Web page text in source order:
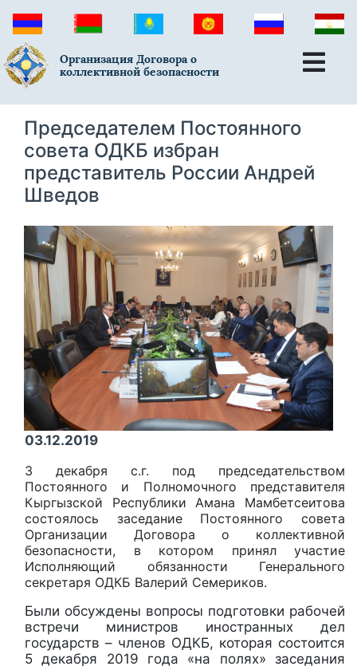
Организация Договора о
коллективной безопасности
Председателем Постоянного
cовета ОДКБ избран
представитель России Андрей
Шведов
03.12.2019
3 декабря с.г. под председательством
Постоянного и Полномочного представителя
Кыргызской Республики Амана Мамбетсеитова
состоялось заседание Постоянного cовета
Организации Договора о коллективной
безопасности, в котором принял участие
Исполняющий обязанности Генерального
секретаря ОДКБ Валерий Семериков.
Были обсуждены вопросы подготовки рабочей
встречи министров иностранных дел
государств – членов ОДКБ, которая состоится
5 декабря 2019 года «на полях» заседания